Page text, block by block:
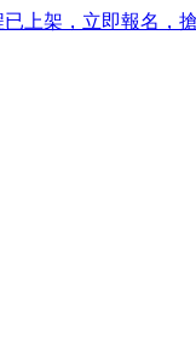
上架，立即報名，